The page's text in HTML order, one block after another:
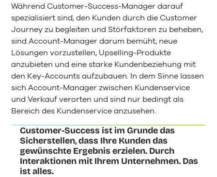
Während Customer-Success-Manager darauf
spezialisiert sind, den Kunden durch die Customer
Journey zu begleiten und Störfaktoren zu beheben,
sind Account-Manager darum bemüht, neue
Lösungen vorzustellen, Upselling-Produkte
anzubieten und eine starke Kundenbeziehung mit
den Key-Accounts aufzubauen. In dem Sinne lassen
sich Account-Manager zwischen Kundenservice
und Verkauf verorten und sind nur bedingt als
Bereich des Kundenservice anzusehen.
Customer-Success ist im Grunde das
Sicherstellen, dass Ihre Kunden das
gewünschte Ergebnis erzielen. Durch
Interaktionen mit Ihrem Unternehmen. Das
ist alles.